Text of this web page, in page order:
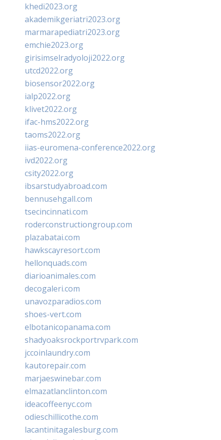
khedi2023.org
akademikgeriatri2023.org
marmarapediatri2023.org
emchie2023.org
girisimselradyoloji2022.org
utcd2022.org
biosensor2022.org
ialp2022.org
klivet2022.org
ifac-hms2022.org
taoms2022.org
iias-euromena-conference2022.org
ivd2022.org
csity2022.org
ibsarstudyabroad.com
bennusehgall.com
tsecincinnati.com
roderconstructiongroup.com
plazabatai.com
hawkscayresort.com
hellonquads.com
diarioanimales.com
decogaleri.com
unavozparadios.com
shoes-vert.com
elbotanicopanama.com
shadyoaksrockportrvpark.com
jccoinlaundry.com
kautorepair.com
marjaeswinebar.com
elmazatlanclinton.com
ideacoffeenyc.com
odieschillicothe.com
lacantinitagalesburg.com